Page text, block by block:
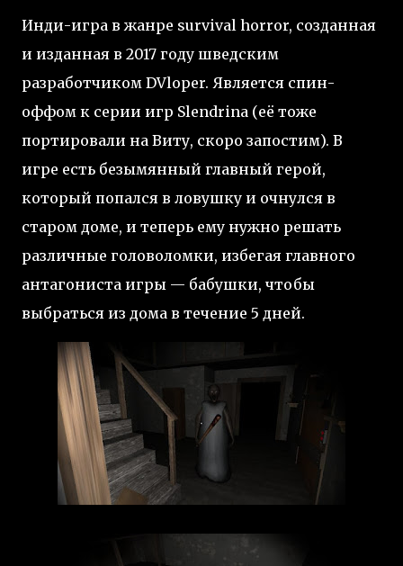
Инди-игра в жанре survival horror, созданная
и изданная в 2017 году шведским
разработчиком DVloper. Является спин-
оффом к серии игр Slendrina (её тоже
портировали на Виту, скоро запостим). В
игре есть безымянный главный герой,
который попался в ловушку и очнулся в
старом доме, и теперь ему нужно решать
различные головоломки, избегая главного
антагониста игры — бабушки, чтобы
выбраться из дома в течение 5 дней.